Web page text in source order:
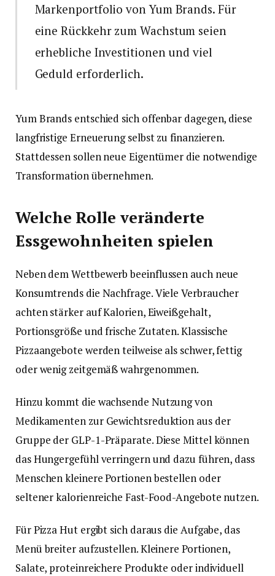
Markenportfolio von Yum Brands. Für
eine Rückkehr zum Wachstum seien
erhebliche Investitionen und viel
Geduld erforderlich.
Yum Brands entschied sich offenbar dagegen, diese
langfristige Erneuerung selbst zu finanzieren.
Stattdessen sollen neue Eigentümer die notwendige
Transformation übernehmen.
Welche Rolle veränderte
Essgewohnheiten spielen
Neben dem Wettbewerb beeinflussen auch neue
Konsumtrends die Nachfrage. Viele Verbraucher
achten stärker auf Kalorien, Eiweißgehalt,
Portionsgröße und frische Zutaten. Klassische
Pizzaangebote werden teilweise als schwer, fettig
oder wenig zeitgemäß wahrgenommen.
Hinzu kommt die wachsende Nutzung von
Medikamenten zur Gewichtsreduktion aus der
Gruppe der GLP-1-Präparate. Diese Mittel können
das Hungergefühl verringern und dazu führen, dass
Menschen kleinere Portionen bestellen oder
seltener kalorienreiche Fast-Food-Angebote nutzen.
Für Pizza Hut ergibt sich daraus die Aufgabe, das
Menü breiter aufzustellen. Kleinere Portionen,
Salate, proteinreichere Produkte oder individuell